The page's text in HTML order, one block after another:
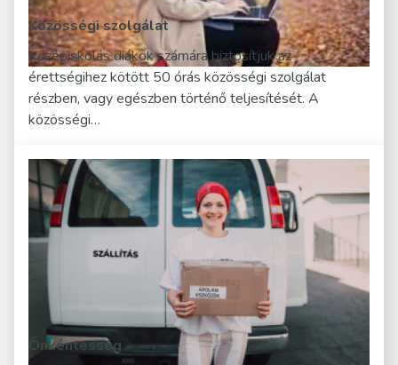
Közösségi szolgálat
Középiskolás diákok számára biztosítjuk az
érettségihez kötött 50 órás közösségi szolgálat
részben, vagy egészben történő teljesítését. A
közösségi…
Önkéntesség